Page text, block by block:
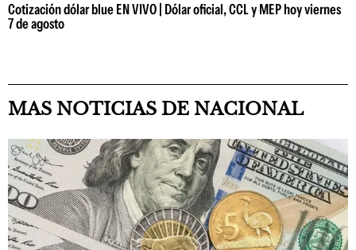
Cotización dólar blue EN VIVO | Dólar oficial, CCL y MEP hoy viernes
7 de agosto
MAS NOTICIAS DE NACIONAL